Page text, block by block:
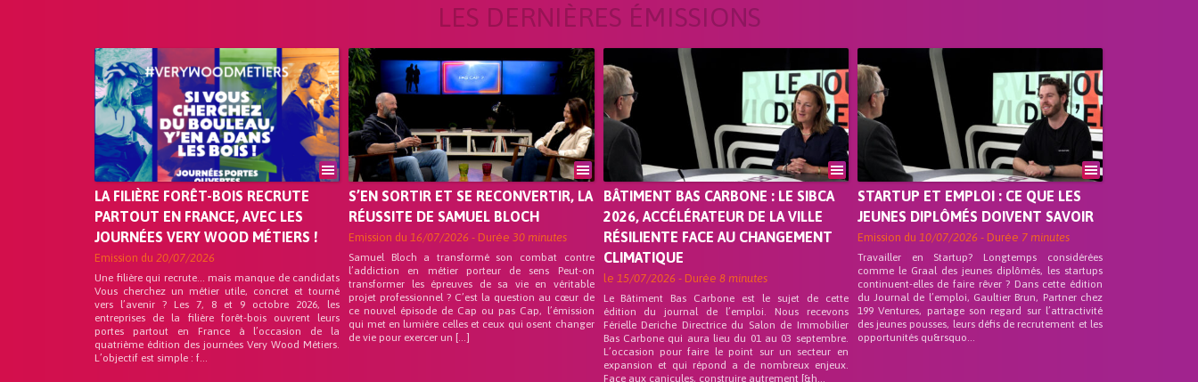
LES DERNIÈRES ÉMISSIONS
LA FILIÈRE FORÊT-BOIS RECRUTE
PARTOUT EN FRANCE, AVEC LES
JOURNÉES VERY WOOD MÉTIERS !
Emission du 20/07/2026
Une filière qui recrute… mais manque de candidats
Vous cherchez un métier utile, concret et tourné
vers l’avenir ? Les 7, 8 et 9 octobre 2026, les
entreprises de la filière forêt-bois ouvrent leurs
portes partout en France à l’occasion de la
quatrième édition des journées Very Wood Métiers.
L’objectif est simple : f...
S’EN SORTIR ET SE RECONVERTIR, LA
RÉUSSITE DE SAMUEL BLOCH
Emission du 16/07/2026 - Durée 30 minutes
Samuel Bloch a transformé son combat contre
l’addiction en métier porteur de sens Peut-on
transformer les épreuves de sa vie en véritable
projet professionnel ? C’est la question au cœur de
ce nouvel épisode de Cap ou pas Cap, l’émission
qui met en lumière celles et ceux qui osent changer
de vie pour exercer un […]
BÂTIMENT BAS CARBONE : LE SIBCA
2026, ACCÉLÉRATEUR DE LA VILLE
RÉSILIENTE FACE AU CHANGEMENT
CLIMATIQUE
le 15/07/2026 - Durée 8 minutes
Le Bâtiment Bas Carbone est le sujet de cette
édition du journal de l’emploi. Nous recevons
Férielle Deriche Directrice du Salon de Immobilier
Bas Carbone qui aura lieu du 01 au 03 septembre.
L’occasion pour faire le point sur un secteur en
expansion et qui répond a de nombreux enjeux.
Face aux canicules, construire autrement [&h...
STARTUP ET EMPLOI : CE QUE LES
JEUNES DIPLÔMÉS DOIVENT SAVOIR
Emission du 10/07/2026 - Durée 7 minutes
Travailler en Startup? Longtemps considérées
comme le Graal des jeunes diplômés, les startups
continuent-elles de faire rêver ? Dans cette édition
du Journal de l’emploi, Gaultier Brun, Partner chez
199 Ventures, partage son regard sur l’attractivité
des jeunes pousses, leurs défis de recrutement et les
opportunités qu&rsquo...